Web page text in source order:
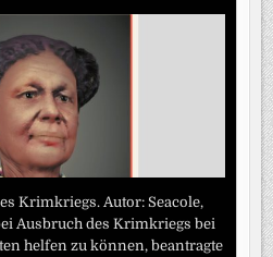
Krimkriegs. Autor: Seacole,
Ausbruch des Krimkriegs bei
helfen zu können, beantragte